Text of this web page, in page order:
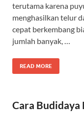
terutama karena
menghasilkan telur
cepat berkembang
jumlah banyak, …
READ MORE
Cara Budidaya